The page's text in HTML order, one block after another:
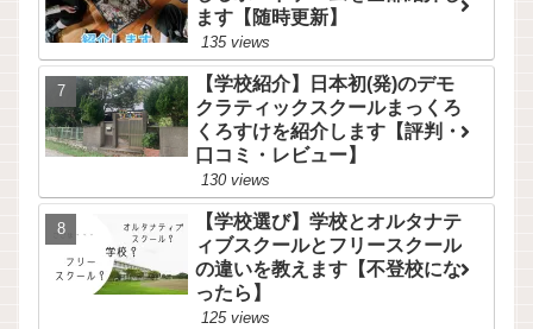
ます【随時更新】
135 views
【学校紹介】日本初(発)のデモ
クラティックスクールまっくろ
くろすけを紹介します【評判・
口コミ・レビュー】
130 views
【学校選び】学校とオルタナテ
ィブスクールとフリースクール
の違いを教えます【不登校にな
ったら】
125 views